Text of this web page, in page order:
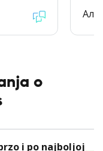
o
i po najboljoj